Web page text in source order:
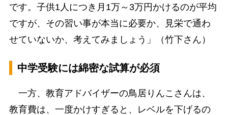
です。子供1人につき月1万～3万円かけるのが平均
ですが、その習い事が本当に必要か、見栄で通わ
せていないか、考えてみましょう」（竹下さん）
中学受験には綿密な試算が必須
一方、教育アドバイザーの鳥居りんこさんは、
教育費は、一度かけすぎると、レベルを下げるの